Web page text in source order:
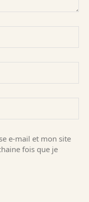
e-mail et mon site
fois que je